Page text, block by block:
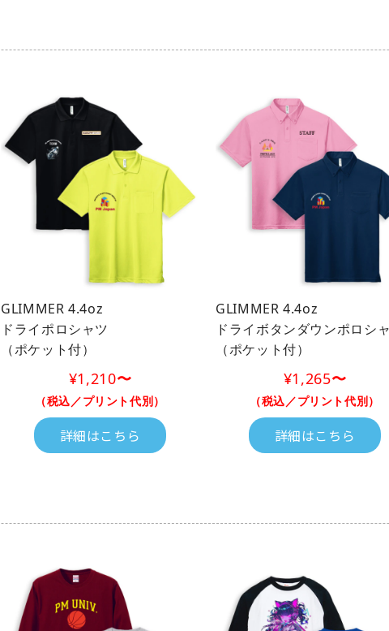
GLIMMER 4.4oz
ドライポロシャツ
（ポケット付）
¥1,210〜
（税込／プリント代別）
詳細はこちら
GLIMMER 4.4oz
ドライボタンダウンポロシ
（ポケット付）
¥1,265〜
（税込／プリント代別）
詳細はこちら